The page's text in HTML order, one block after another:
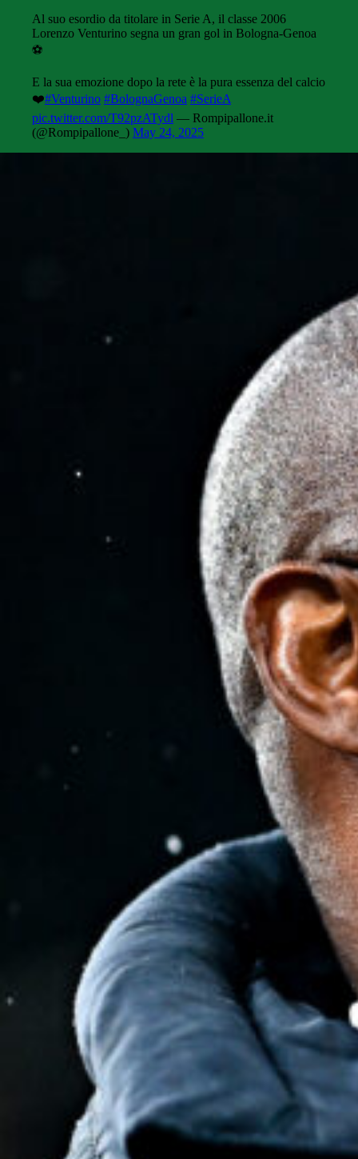
Al suo esordio da titolare in Serie A, il classe 2006
Lorenzo Venturino segna un gran gol in Bologna-Genoa
⚽️
E la sua emozione dopo la rete è la pura essenza del calcio
❤️#Venturino #BolognaGenoa #SerieA
pic.twitter.com/T92pzATydl — Rompipallone.it
(@Rompipallone_) May 24, 2025